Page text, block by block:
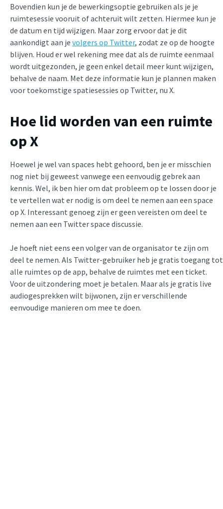
Bovendien kun je de bewerkingsoptie gebruiken als je je
ruimtesessie vooruit of achteruit wilt zetten. Hiermee kun je
de datum en tijd wijzigen. Maar zorg ervoor dat je dit
aankondigt aan je volgers op Twitter, zodat ze op de hoogte
blijven. Houd er wel rekening mee dat als de ruimte eenmaal
wordt uitgezonden, je geen enkel detail meer kunt wijzigen,
behalve de naam. Met deze informatie kun je plannen maken
voor toekomstige spatiesessies op Twitter, nu X.
Hoe lid worden van een ruimte
op X
Hoewel je wel van spaces hebt gehoord, ben je er misschien
nog niet bij geweest vanwege een eenvoudig gebrek aan
kennis. Wel, ik ben hier om dat probleem op te lossen door je
te vertellen wat er nodig is om deel te nemen aan een space
op X. Interessant genoeg zijn er geen vereisten om deel te
nemen aan een Twitter space discussie.
Je hoeft niet eens een volger van de organisator te zijn om
deel te nemen. Als Twitter-gebruiker heb je gratis toegang tot
alle ruimtes op de app, behalve de ruimtes met een ticket.
Voor de uitzondering moet je betalen. Maar als je gratis live
audiogesprekken wilt bijwonen, zijn er verschillende
eenvoudige manieren om mee te doen.